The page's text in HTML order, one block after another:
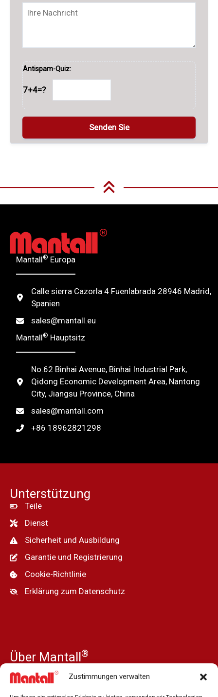
Zustimmungen verwalten
Antispam-Quiz:
7+4=?
Mantall® Europa
Calle sierra Cazorla 4 Fuenlabrada 28946 Madrid,
Spanien
sales@mantall.eu
Mantall® Hauptsitz
No.62 Binhai Avenue, Binhai Industrial Park,
Qidong Economic Development Area, Nantong
City, Jiangsu Province, China
sales@mantall.com
+86 18962821298
Unterstützung
Teile
Dienst
Sicherheit und Ausbildung
Garantie und Registrierung
Cookie-Richtlinie
Erklärung zum Datenschutz
Über Mantall®
Unsere Geschichte
Nachrichten